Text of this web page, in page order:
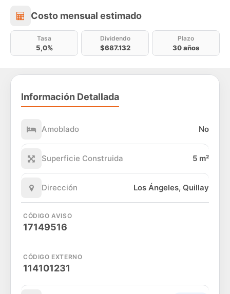
Costo mensual estimado
Costo mensual estimado
Tasa
5,0%
Dividendo
$687.132
Plazo
30 años
Información Detallada
Amoblado No
Superficie Construida 5 m²
Dirección Los Ángeles, Quillay
CÓDIGO AVISO
17149516
CÓDIGO EXTERNO
114101231